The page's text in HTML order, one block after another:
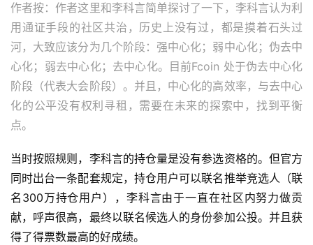
作者按：作者这里和李科言简单探讨了一下，李科言认为利
用通证手段的社区共治，历史上没有过，都是摸着石头过
河，大致应该分为几个阶段：强中心化；弱中心化；伪去中
心化；弱去中心化；去中心化。目前Fcoin 处于伪去中心化
阶段（代表大会阶段）。并且，中心化的高效率，与去中心
化的公平没有权利寻租，需要在未来的探索中，找到平衡
点。
当时按照规则，李科言的持仓量是没有参选资格的。但官方
同时出台一条配套规定，持仓用户可以联名推举竞选人（联
名300万持仓用户），李科言由于一直在社区内努力做贡
献，呼声很高，最终以联名候选人的身份参加公投。并且获
得了得票数最高的好成绩。